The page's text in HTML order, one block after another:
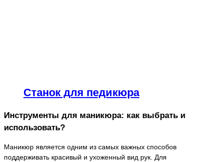
Станок для педикюра
Инструменты для маникюра: как выбрать и
использовать?
Маникюр является одним из самых важных способов
поддерживать красивый и ухоженный вид рук. Для